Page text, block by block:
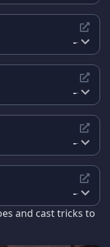
--
--
--
--
and cast tricks to